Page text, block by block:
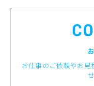
お仕事のご依頼やお